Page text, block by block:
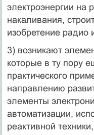
электроэнергии на
накаливания,
изобретение радио
3) возникают
которые в ту пору
практического
направлению
элементы
автоматизации,
реактивной